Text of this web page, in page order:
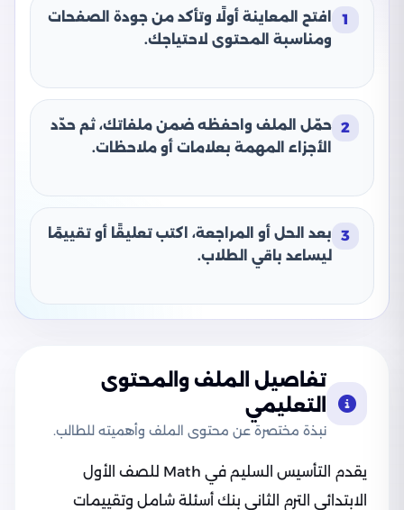
1
افتح المعاينة أولًا وتأكد من جودة الصفحات
ومناسبة المحتوى لاحتياجك.
2 حمّل الملف واحفظه ضمن ملفاتك، ثم حدّد
الأجزاء المهمة بعلامات أو ملاحظات.
3
بعد الحل أو المراجعة، اكتب تعليقًا أو تقييمًا
ليساعد باقي الطلاب.
تفاصيل الملف والمحتوى
التعليمي
نبذة مختصرة عن محتوى الملف وأهميته للطالب.
يقدم التأسيس السليم في Math للصف الأول
الابتدائي الترم الثاني بنك أسئلة شامل وتقييمات